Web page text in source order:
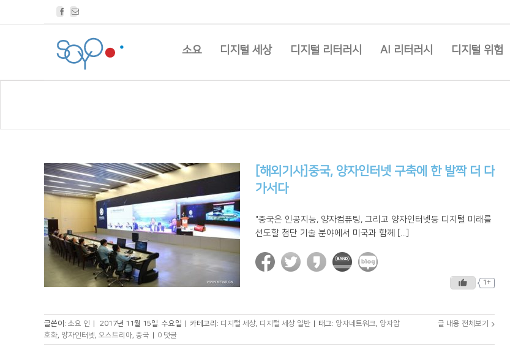
Facebook
소요 디지털 세상 디지털 리터러시 AI 리터러시 디지털 위험
[해외기사]중국, 양자인터넷 구축에 한 발짝 더 다
가서다
"중국은 인공지능, 양자컴퓨팅, 그리고 양자인터넷등 디지털 미래를
선도할 첨단 기술 분야에서 미국과 함께 [...]
1+
글쓴이: 소요 인 2017년 11월 15일. 수요일 카테고리: 디지털 세상, 디지털 세상 일반 태그: 양자네트워크, 양자암
호화, 양자인터넷, 오스트리아, 중국 0 댓글
글 내용 전체보기